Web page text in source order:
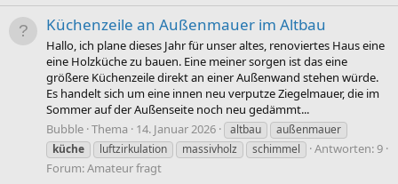
Küchenzeile an Außenmauer im Altbau
Hallo, ich plane dieses Jahr für unser altes, renoviertes Haus eine
eine Holzküche zu bauen. Eine meiner sorgen ist das eine
größere Küchenzeile direkt an einer Außenwand stehen würde.
Es handelt sich um eine innen neu verputze Ziegelmauer, die im
Sommer auf der Außenseite noch neu gedämmt...
Bubble Thema 14. Januar 2026 altbau
außenmauer
küche
luftzirkulation massivholz schimmel
Antworten: 9
Forum:Amateur fragt